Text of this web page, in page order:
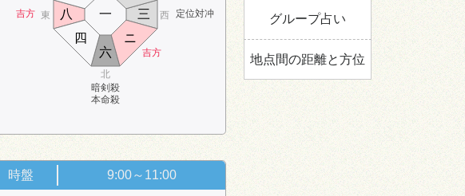
吉方 定位対冲
暗剣殺
本命殺
吉方
北
東 西
六
八
一
ニ
三
四
時盤 9:00～11:00
グループ占い
地点間の距離と方位